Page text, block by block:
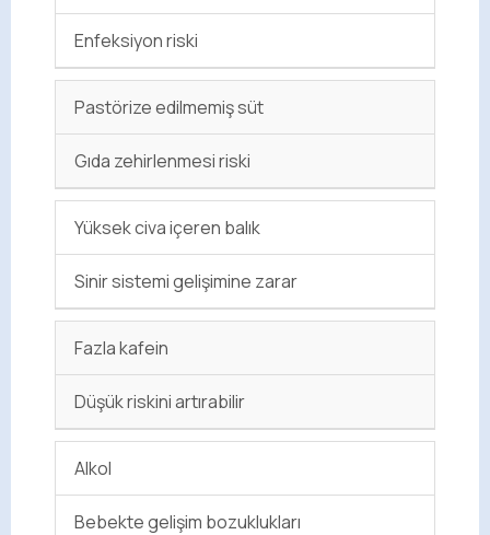
Enfeksiyon riski
Pastörize edilmemiş süt
Gıda zehirlenmesi riski
Yüksek civa içeren balık
Sinir sistemi gelişimine zarar
Fazla kafein
Düşük riskini artırabilir
Alkol
Bebekte gelişim bozuklukları